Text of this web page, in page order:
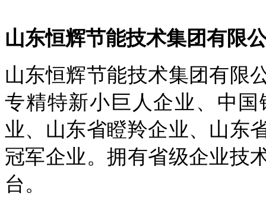
山东恒辉节能技术集团有限
山东恒辉节能技术集团有限
专精特新小巨人企业、中
业、山东省瞪羚企业、山东
冠军企业。拥有省级企业技
台。